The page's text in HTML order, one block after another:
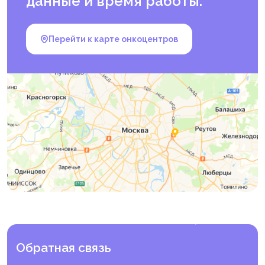
10.1056/NEJMra1303917 // N Engl J Med. — 2014. —
Министерство здравоохранения Российской
Федерации. Постановление Правительства РФ от
29.12.2022 № 2497 «О Программе государственных
медицинской помощи на 2023 год и на плановый
период 2024 и 2025 годов». — Официальный
интернет-портал правовой информации. — Опубл.
31.12.2022. — URL: http://publication.pravo.gov.ru
(дата обращения: 27.10.2025).
Министерство здравоохранения Российской
Федерации. Приказ от 02.09.2025 № 519н «Об
утверждении учетной формы „Направление для
оказания медицинской помощи“ и порядка ее
ведения». — Официальный интернет-портал
правовой информации. — Опубл. 17.10.2025. — URL:
http://pravo.gov.ru(дата обращения: 27.10.2025).
учебное пособие / А. О. Иванцов, А. П. Соколенко,
ФГБУ «НМИЦ онкологии им. Н. Н. Петрова»
Перейти к карте онкоцентров
Обратная связь